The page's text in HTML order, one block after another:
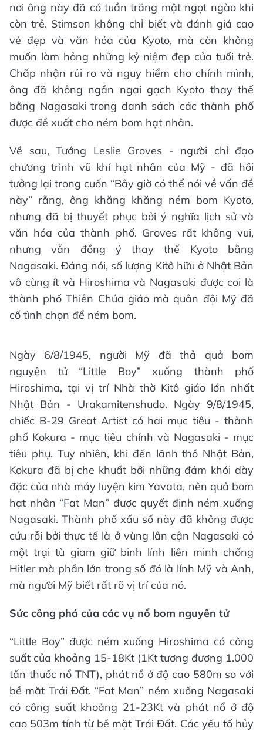
nơi ông này đã có tuần trăng mật ngọt ngào khi
còn trẻ. Stimson không chỉ biết và đánh giá cao
vẻ đẹp và văn hóa của Kyoto, mà còn không
muốn làm hỏng những kỷ niệm đẹp của tuổi trẻ.
Chấp nhận rủi ro và nguy hiểm cho chính mình,
ông đã không ngần ngại gạch Kyoto thay thế
bằng Nagasaki trong danh sách các thành phố
được đề xuất cho ném bom hạt nhân.
Về sau, Tướng Leslie Groves - người chỉ đạo
chương trình vũ khí hạt nhân của Mỹ - đã hồi
tưởng lại trong cuốn “Bây giờ có thể nói về vấn đề
này” rằng, ông khăng khăng ném bom Kyoto,
nhưng đã bị thuyết phục bởi ý nghĩa lịch sử và
văn hóa của thành phố. Groves rất không vui,
nhưng vẫn đồng ý thay thế Kyoto bằng
Nagasaki. Đáng nói, số lượng Kitô hữu ở Nhật Bản
vô cùng ít và Hiroshima và Nagasaki được coi là
thành phố Thiên Chúa giáo mà quân đội Mỹ đã
cố tình chọn để ném bom.
Ngày 6/8/1945, người Mỹ đã thả quả bom
nguyên tử “Little Boy” xuống thành phố
Hiroshima, tại vị trí Nhà thờ Kitô giáo lớn nhất
Nhật Bản - Urakamitenshudo. Ngày 9/8/1945,
chiếc B-29 Great Artist có hai mục tiêu - thành
phố Kokura - mục tiêu chính và Nagasaki - mục
tiêu phụ. Tuy nhiên, khi đến lãnh thổ Nhật Bản,
Kokura đã bị che khuất bởi những đám khói dày
đặc của nhà máy luyện kim Yavata, nên quả bom
hạt nhân “Fat Man” được quyết định ném xuống
Nagasaki. Thành phố xấu số này đã không được
cứu rỗi bởi thực tế là ở vùng lân cận Nagasaki có
một trại tù giam giữ binh lính liên minh chống
Hitler mà phần lớn trong số đó là lính Mỹ và Anh,
mà người Mỹ biết rất rõ vị trí của nó.
Sức công phá của các vụ nổ bom nguyên tử
“Little Boy” được ném xuống Hiroshima có công
suất của khoảng 15-18Kt (1Kt tương đương 1.000
tấn thuốc nổ TNT), phát nổ ở độ cao 580m so với
bề mặt Trái Đất. “Fat Man” ném xuống Nagasaki
có công suất khoảng 21-23Kt và phát nổ ở độ
cao 503m tính từ bề mặt Trái Đất. Các yếu tố hủy